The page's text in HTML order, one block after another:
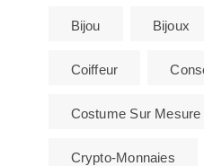
Bijou Bijoux
Coiffeur
Costume Sur Mesure
Crypto-Monnaies